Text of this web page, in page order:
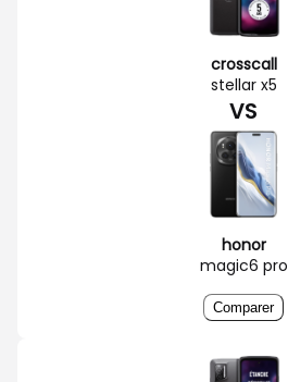
crosscall
stellar x5
VS
honor
magic6 pro
Comparer